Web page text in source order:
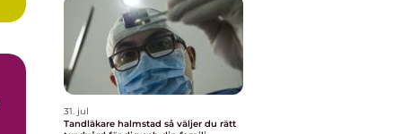
31. jul
Tandläkare halmstad så väljer du rätt